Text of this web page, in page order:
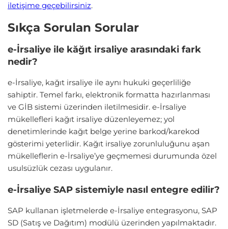
iletişime geçebilirsiniz.
Sıkça Sorulan Sorular
e-İrsaliye ile kăğıt irsaliye arasındaki fark
nedir?
e-İrsaliye, kağıt irsaliye ile aynı hukuki geçerliliğe
sahiptir. Temel farkı, elektronik formatta hazırlanması
ve GİB sistemi üzerinden iletilmesidir. e-İrsaliye
mükellefleri kağıt irsaliye düzenleyemez; yol
denetimlerinde kağıt belge yerine barkod/karekod
gösterimi yeterlidir. Kağıt irsaliye zorunluluğunu aşan
mükelleflerin e-İrsaliye’ye geçmemesi durumunda özel
usulsüzlük cezası uygulanır.
e-İrsaliye SAP sistemiyle nasıl entegre edilir?
SAP kullanan işletmelerde e-İrsaliye entegrasyonu, SAP
SD (Satış ve Dağıtım) modülü üzerinden yapılmaktadır.